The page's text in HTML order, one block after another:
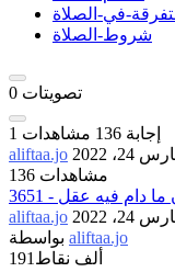
في-الصلاة
شروط-الصلاة
0 تصويتات
1 إجابة 136 مشاهدات
aliftaa.jo
24، 2022
136 مشاهدات
ما دام فيه عقل
aliftaa.jo
24، 2022
aliftaa.jo
191ألف نقاط